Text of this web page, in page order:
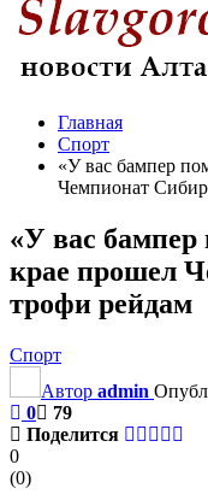
Главная
Спорт
«У вас бампер
Чемпионат
«У вас
крае прошел
трофи рейдам
Спорт
Автор admin
0
79
Поделится
0
(0)